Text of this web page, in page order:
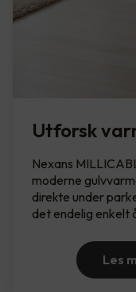
Utforsk
Nexans
moderne
direkte under
det endelig enkelt
Les